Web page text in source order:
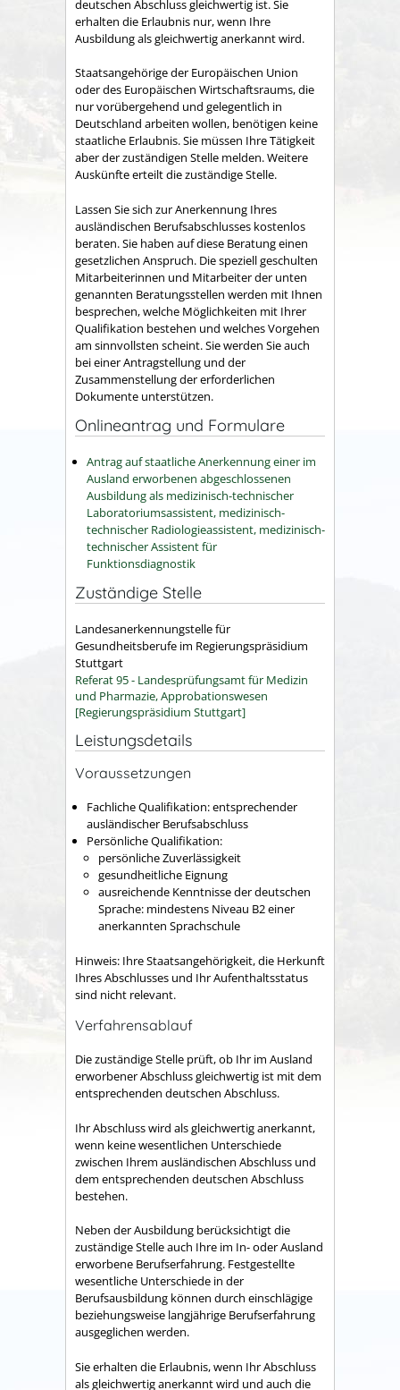
deutschen Abschluss gleichwertig ist. Sie
erhalten die Erlaubnis nur, wenn Ihre
Ausbildung als gleichwertig anerkannt wird.
Staatsangehörige der Europäischen Union
oder des Europäischen Wirtschaftsraums, die
nur vorübergehend und gelegentlich in
Deutschland arbeiten wollen, benötigen keine
staatliche Erlaubnis. Sie müssen Ihre Tätigkeit
aber der zuständigen Stelle melden. Weitere
Auskünfte erteilt die zuständige Stelle.
Lassen Sie sich zur Anerkennung Ihres
ausländischen Berufsabschlusses kostenlos
beraten. Sie haben auf diese Beratung einen
gesetzlichen Anspruch. Die speziell geschulten
Mitarbeiterinnen und Mitarbeiter der unten
genannten Beratungsstellen werden mit Ihnen
besprechen, welche Möglichkeiten mit Ihrer
Qualifikation bestehen und welches Vorgehen
am sinnvollsten scheint. Sie werden Sie auch
bei einer Antragstellung und der
Zusammenstellung der erforderlichen
Dokumente unterstützen.
Onlineantrag und Formulare
Antrag auf staatliche Anerkennung einer im
Ausland erworbenen abgeschlossenen
Ausbildung als medizinisch-technischer
Laboratoriumsassistent, medizinisch-
technischer Radiologieassistent, medizinisch-
technischer Assistent für
Funktionsdiagnostik
Zuständige Stelle
Landesanerkennungstelle für
Gesundheitsberufe im Regierungspräsidium
Stuttgart
Referat 95 - Landesprüfungsamt für Medizin
und Pharmazie, Approbationswesen
[Regierungspräsidium Stuttgart]
Leistungsdetails
Voraussetzungen
Fachliche Qualifikation: entsprechender
ausländischer Berufsabschluss
Persönliche Qualifikation:
persönliche Zuverlässigkeit
gesundheitliche Eignung
ausreichende Kenntnisse der deutschen
Sprache: mindestens Niveau B2 einer
anerkannten Sprachschule
Hinweis: Ihre Staatsangehörigkeit, die Herkunft
Ihres Abschlusses und Ihr Aufenthaltsstatus
sind nicht relevant.
Verfahrensablauf
Die zuständige Stelle prüft, ob Ihr im Ausland
erworbener Abschluss gleichwertig ist mit dem
entsprechenden deutschen Abschluss.
Ihr Abschluss wird als gleichwertig anerkannt,
wenn keine wesentlichen Unterschiede
zwischen Ihrem ausländischen Abschluss und
dem entsprechenden deutschen Abschluss
bestehen.
Neben der Ausbildung berücksichtigt die
zuständige Stelle auch Ihre im In- oder Ausland
erworbene Berufserfahrung. Festgestellte
wesentliche Unterschiede in der
Berufsausbildung können durch einschlägige
beziehungsweise langjährige Berufserfahrung
ausgeglichen werden.
Sie erhalten die Erlaubnis, wenn Ihr Abschluss
als gleichwertig anerkannt wird und auch die